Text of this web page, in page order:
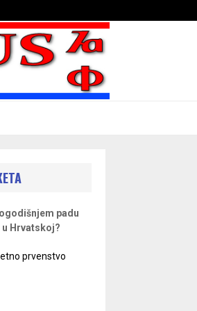
padu
Hrvatskoj?
prvenstvo